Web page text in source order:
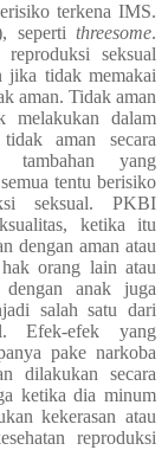
terkena IMS.
seperti threesome.
seksual
jika tidak memakai
aman. Tidak aman
melakukan dalam
aman secara
tambahan yang
tentu berisiko
seksual. PKBI
ketika itu
dengan aman atau
orang lain atau
anak juga
salah satu dari
Efek-efek yang
pake narkoba
dilakukan secara
ketika dia minum
kekerasan atau
reproduksi